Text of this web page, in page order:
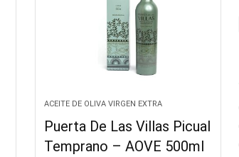
ACEITE DE OLIVA VIRGEN EXTRA
Puerta De Las Villas Picual
Temprano – AOVE 500ml